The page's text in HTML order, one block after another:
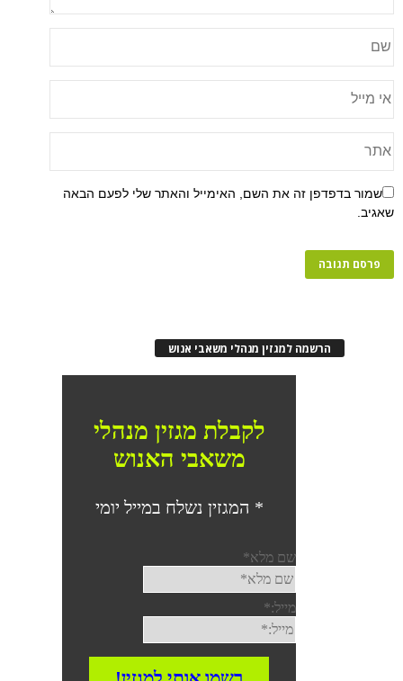
זה את השם, האימייל והאתר שלי לפעם הבאה
הרשמה למגזין מנהלי משאבי אנוש